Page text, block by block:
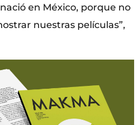
en México, porque no
nuestras películas”,